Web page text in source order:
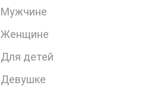
Мужчине
Женщине
Для детей
Девушке